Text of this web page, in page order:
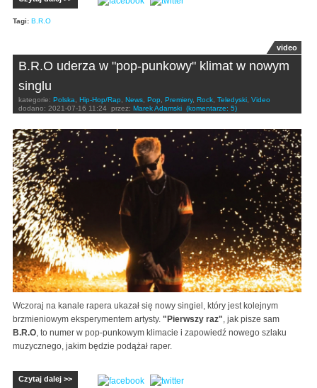
Tagi: B.R.O
video
B.R.O uderza w "pop-punkowy" klimat w nowym
singlu
kategorie: Polska, Hip-Hop/Rap, News, Pop, Premiery, Rock, Teledyski, Video
dodano: 2021-07-16 11:24 przez: Marek Adamski (komentarze: 5)
Wczoraj na kanale rapera ukazał się nowy singiel, który jest kolejnym
brzmieniowym eksperymentem artysty. "Pierwszy raz", jak pisze sam
B.R.O, to numer w pop-punkowym klimacie i zapowiedź nowego szlaku
muzycznego, jakim będzie podążał raper.
Czytaj dalej >>